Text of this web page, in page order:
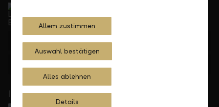
bis 17.30 Uhr
+423 236 88 11
In Ihrer Nähe
Allem zustimmen
Auswahl bestätigen
Alles ablehnen
Details